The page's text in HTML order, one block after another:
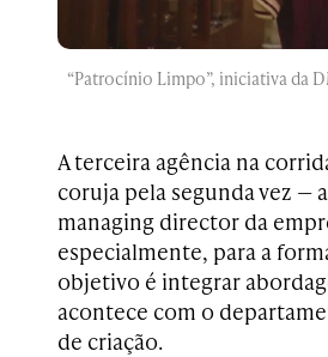
“Patrocínio Limpo”, iniciativa da
A terceira agência na
coruja pela segunda vez —
managing director da
especialmente, para a
objetivo é integrar
acontece com o
de criação.